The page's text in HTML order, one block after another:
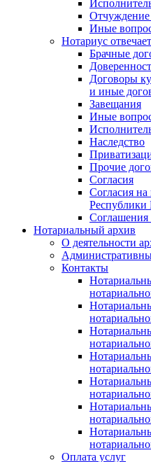
Иные
Нотариус отвечает
Брачные
Договоры
и иные
Завещания
Иные
Наследство
Прочие
Согласия
Согласия на
Республики
Соглашения
Нотариальный архив
О деятельности
Контакты
Оплата услуг